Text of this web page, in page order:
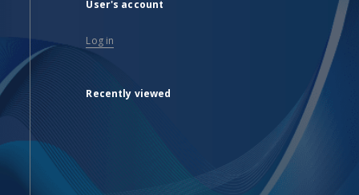
User's account
Log in
Recently viewed